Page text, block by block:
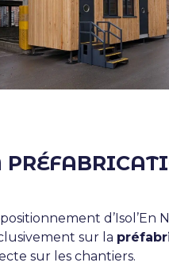
d’Isol’En
sur la
sur les chantiers.